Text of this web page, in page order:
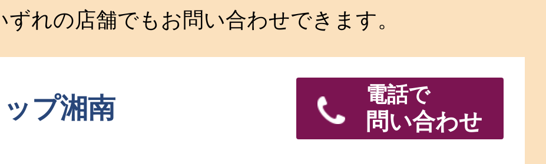
れの店舗でもお問い合わせできます。
プ湘南 電話で
問い合わせ